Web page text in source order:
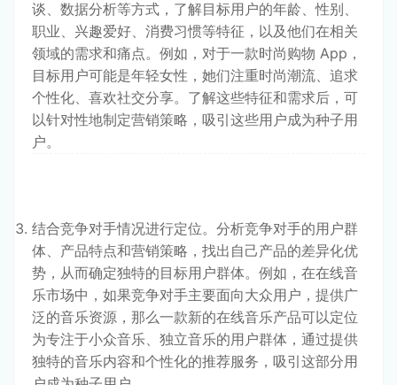
谈、数据分析等方式，了解目标用户的年龄、性别、
职业、兴趣爱好、消费习惯等特征，以及他们在相关
领域的需求和痛点。例如，对于一款时尚购物 App，
目标用户可能是年轻女性，她们注重时尚潮流、追求
个性化、喜欢社交分享。了解这些特征和需求后，可
以针对性地制定营销策略，吸引这些用户成为种子用
户。
结合竞争对手情况进行定位。分析竞争对手的用户群
体、产品特点和营销策略，找出自己产品的差异化优
势，从而确定独特的目标用户群体。例如，在在线音
乐市场中，如果竞争对手主要面向大众用户，提供广
泛的音乐资源，那么一款新的在线音乐产品可以定位
为专注于小众音乐、独立音乐的用户群体，通过提供
独特的音乐内容和个性化的推荐服务，吸引这部分用